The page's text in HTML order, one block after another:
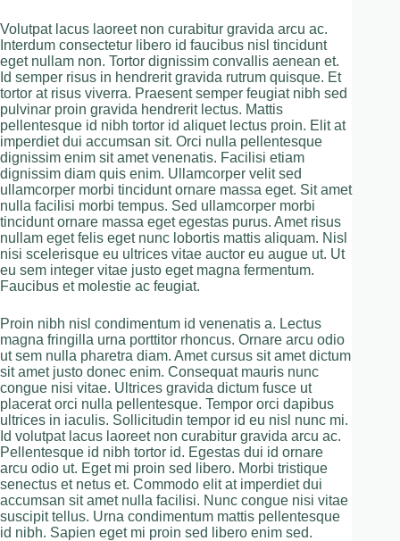
Volutpat lacus laoreet non curabitur gravida arcu ac.
Interdum consectetur libero id faucibus nisl tincidunt
eget nullam non. Tortor dignissim convallis aenean et.
Id semper risus in hendrerit gravida rutrum quisque. Et
tortor at risus viverra. Praesent semper feugiat nibh sed
pulvinar proin gravida hendrerit lectus. Mattis
pellentesque id nibh tortor id aliquet lectus proin. Elit at
imperdiet dui accumsan sit. Orci nulla pellentesque
dignissim enim sit amet venenatis. Facilisi etiam
dignissim diam quis enim. Ullamcorper velit sed
ullamcorper morbi tincidunt ornare massa eget. Sit amet
nulla facilisi morbi tempus. Sed ullamcorper morbi
tincidunt ornare massa eget egestas purus. Amet risus
nullam eget felis eget nunc lobortis mattis aliquam. Nisl
nisi scelerisque eu ultrices vitae auctor eu augue ut. Ut
eu sem integer vitae justo eget magna fermentum.
Faucibus et molestie ac feugiat.
Proin nibh nisl condimentum id venenatis a. Lectus
magna fringilla urna porttitor rhoncus. Ornare arcu odio
ut sem nulla pharetra diam. Amet cursus sit amet dictum
sit amet justo donec enim. Consequat mauris nunc
congue nisi vitae. Ultrices gravida dictum fusce ut
placerat orci nulla pellentesque. Tempor orci dapibus
ultrices in iaculis. Sollicitudin tempor id eu nisl nunc mi.
Id volutpat lacus laoreet non curabitur gravida arcu ac.
Pellentesque id nibh tortor id. Egestas dui id ornare
arcu odio ut. Eget mi proin sed libero. Morbi tristique
senectus et netus et. Commodo elit at imperdiet dui
accumsan sit amet nulla facilisi. Nunc congue nisi vitae
suscipit tellus. Urna condimentum mattis pellentesque
id nibh. Sapien eget mi proin sed libero enim sed.